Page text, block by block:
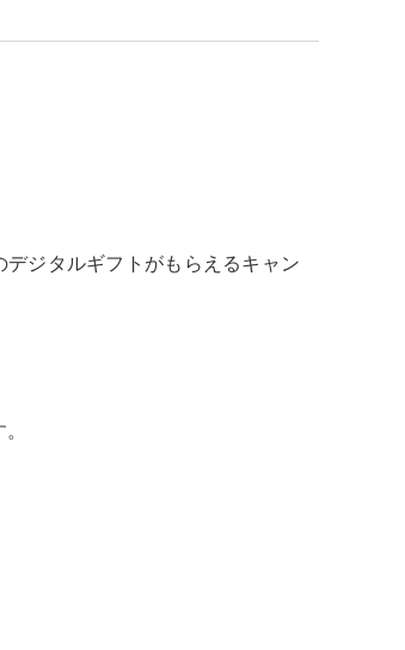
ジタルギフトがもらえるキャン